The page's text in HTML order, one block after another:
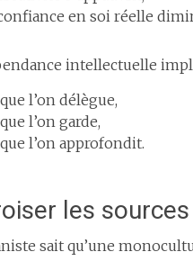
en soi réelle
intellectuelle
l’on délègue,
l’on garde,
l’on approfondit.
les
sait qu’une